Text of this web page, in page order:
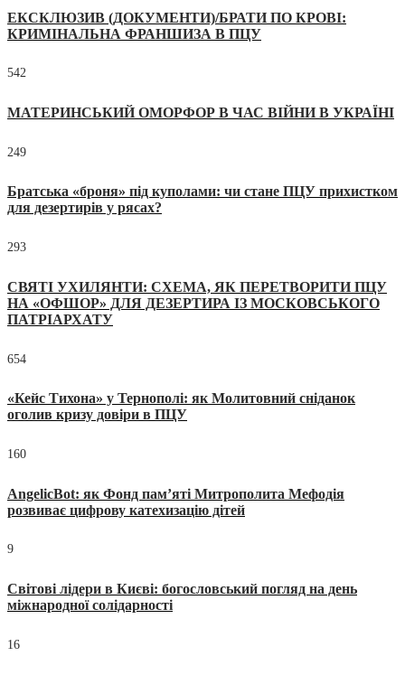
ЕКСКЛЮЗИВ (ДОКУМЕНТИ)/БРАТИ ПО КРОВІ:
КРИМІНАЛЬНА ФРАНШИЗА В ПЦУ
542
МАТЕРИНСЬКИЙ ОМОРФОР В ЧАС ВІЙНИ В УКРАЇНІ
249
Братська «броня» під куполами: чи стане ПЦУ прихистком
для дезертирів у рясах?
293
СВЯТІ УХИЛЯНТИ: СХЕМА, ЯК ПЕРЕТВОРИТИ ПЦУ
НА «ОФШОР» ДЛЯ ДЕЗЕРТИРА ІЗ МОСКОВСЬКОГО
ПАТРІАРХАТУ
654
«Кейс Тихона» у Тернополі: як Молитовний сніданок
оголив кризу довіри в ПЦУ
160
AngelicBot: як Фонд пам’яті Митрополита Мефодія
розвиває цифрову катехизацію дітей
9
Світові лідери в Києві: богословський погляд на день
міжнародної солідарності
16